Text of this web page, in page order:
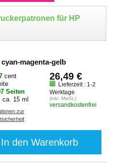
für HP
Druckerpatrone 17 C-M-Y, cyan-magenta-gelb
cent
Seiten
ca. 15 ml
zur
26,49 €
Lieferzeit : 1-2
Werktage
(inkl. MwSt.)
versandkostenfrei
In den Warenkorb